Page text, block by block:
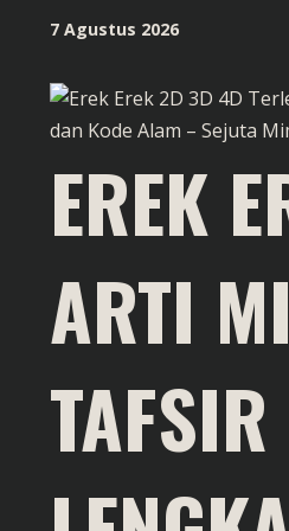
content
7 Agustus 2026
EREK
ARTI